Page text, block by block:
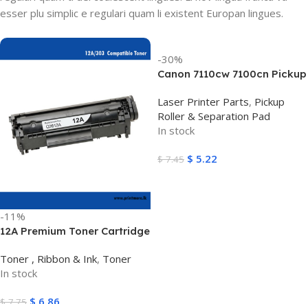
esser plu simplic e regulari quam li existent Europan lingues.
-11%
12A Premium Toner Cartridge
Toner , Ribbon & Ink, Toner
In stock
-30%
Canon 7110cw 7100cn Pickup
Laser Printer Parts, Pickup
Roller & Separation Pad
In stock
$7.45 $ 5.22